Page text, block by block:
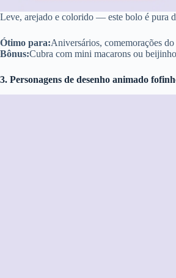
Leve, arejado e colorido — este bolo é pura
Ótimo para:Aniversários, comemorações
Bônus:Cubra com mini macarons ou
3. Personagens de desenho animado